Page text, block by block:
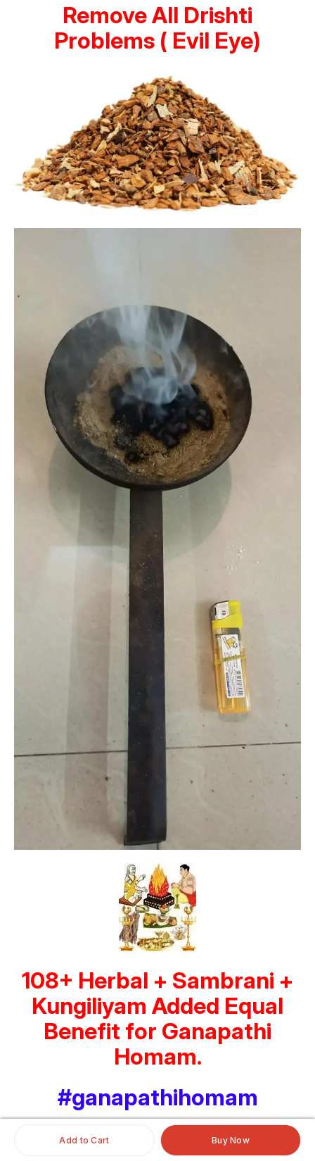
Add to Cart Buy Now
Remove All Drishti
Problems ( Evil Eye)
108+ Herbal + Sambrani +
Kungiliyam Added Equal
Benefit for Ganapathi
Homam.
#ganapathihomam